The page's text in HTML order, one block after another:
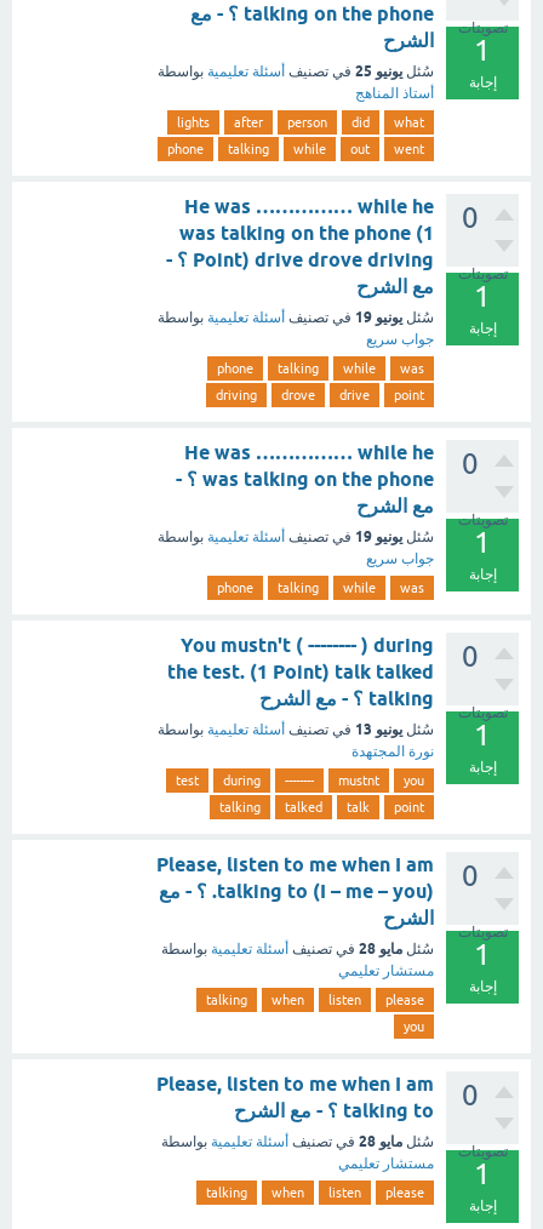
تصويتات
1
إجابة
talking on the phone ؟ - مع
الشرح
سُئل يونيو 25 في تصنيف أسئلة تعليمية بواسطة
أستاذ المناهج
what
did
person
after
lights
went
out
while
talking
phone
0
تصويتات
1
إجابة
He was …………… while he
was talking on the phone (1
Point) drive drove driving ؟ -
مع الشرح
سُئل يونيو 19 في تصنيف أسئلة تعليمية بواسطة
جواب سريع
was
while
talking
phone
point
drive
drove
driving
0
تصويتات
1
إجابة
He was …………… while he
was talking on the phone ؟ -
مع الشرح
سُئل يونيو 19 في تصنيف أسئلة تعليمية بواسطة
جواب سريع
was
while
talking
phone
0
تصويتات
1
إجابة
You mustn't ( -------- ) during
the test. (1 Point) talk talked
talking ؟ - مع الشرح
سُئل يونيو 13 في تصنيف أسئلة تعليمية بواسطة
نورة المجتهدة
you
mustnt
--------
during
test
point
talk
talked
talking
0
تصويتات
1
إجابة
Please, listen to me when I am
talking to (I – me – you). ؟ - مع
الشرح
سُئل مايو 28 في تصنيف أسئلة تعليمية بواسطة
مستشار تعليمي
please
listen
when
talking
you
0
تصويتات
1
إجابة
Please, listen to me when I am
talking to ؟ - مع الشرح
سُئل مايو 28 في تصنيف أسئلة تعليمية بواسطة
مستشار تعليمي
please
listen
when
talking